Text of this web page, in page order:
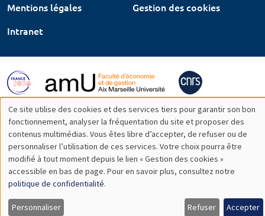
Mentions légales
Gestion des cookies
Intranet
Utilisation
des
données
personnelles
et
Ce site utilise des cookies et des services tiers pour garantir son bon
fonctionnement, analyser la fréquentation du site et proposer des
contenus multimédias. Vous êtes libre d’accepter, de refuser ou de
personnaliser l’utilisation de ces services. Votre choix pourra être
modifié à tout moment depuis le lien « Gestion des cookies »
accessible en bas de page. Pour en savoir plus, consultez notre
politique de confidentialité.
Personnaliser Refuser Accepter